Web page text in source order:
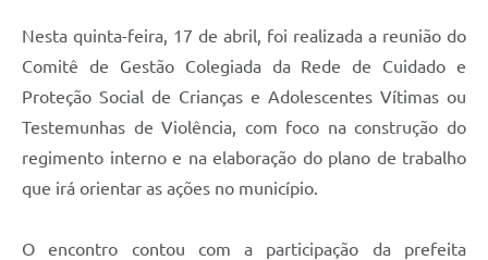
Nesta quinta-feira, 17 de abril, foi realizada a reunião do
Comitê de Gestão Colegiada da Rede de Cuidado e
Proteção Social de Crianças e Adolescentes Vítimas ou
Testemunhas de Violência, com foco na construção do
regimento interno e na elaboração do plano de trabalho
que irá orientar as ações no município.
O encontro contou com a participação da prefeita